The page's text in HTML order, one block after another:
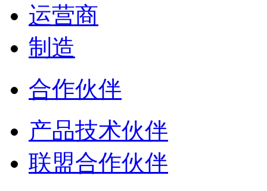
运营商
制造
合作伙伴
产品技术伙伴
联盟合作伙伴